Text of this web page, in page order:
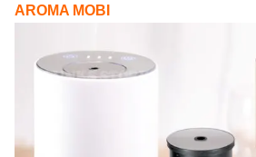
ザー」を選びましょう！
デメリット1：
アロマドロップ式は全てそうな
AROMA MOBI